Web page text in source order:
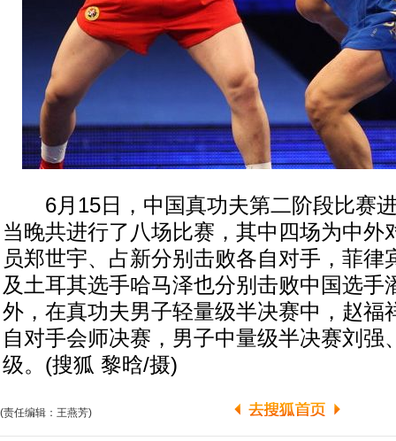
6月15日，中国真功夫第二阶段比赛
当晚共进行了八场比赛，其中四场为中外
员郑世宇、占新分别击败各自对手，菲律
及土耳其选手哈马泽也分别击败中国选手
外，在真功夫男子轻量级半决赛中，赵福
自对手会师决赛，男子中量级半决赛刘强
级。(搜狐 黎晗/摄)
(责任编辑：王燕芳)